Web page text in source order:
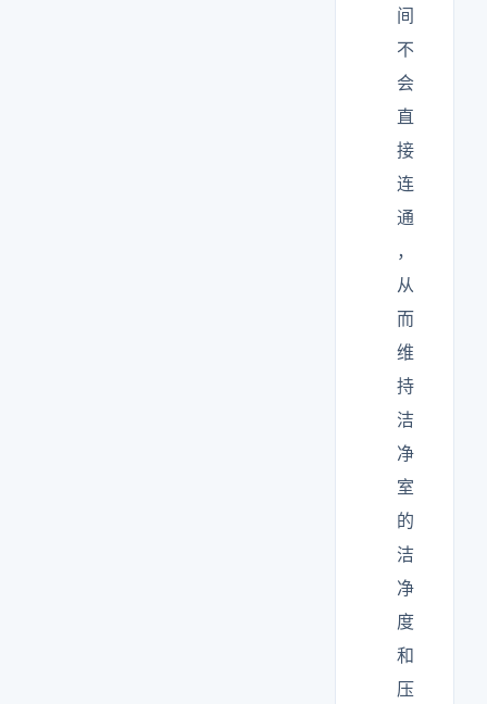
间
不
会
直
接
连
通
，
从
而
维
持
洁
净
室
的
洁
净
度
和
压